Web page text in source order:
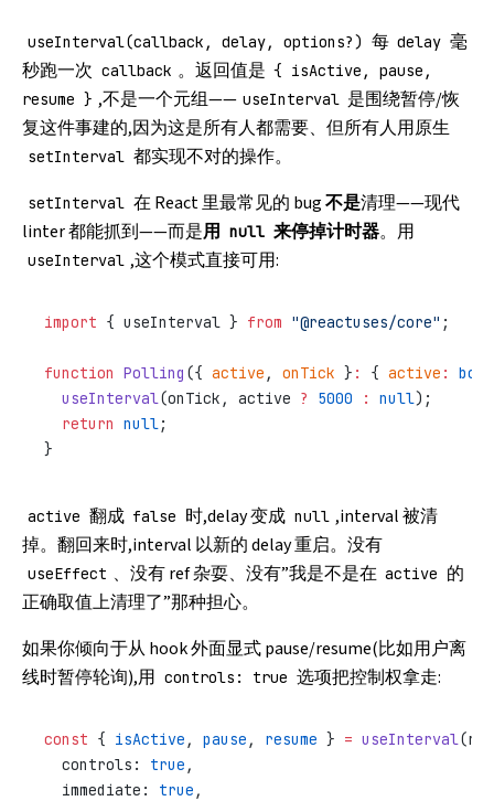
useInterval(callback, delay, options?) 每 delay 毫
秒跑一次 callback 。返回值是 { isActive, pause,
resume } ,不是一个元组—— useInterval 是围绕暂停/恢
复这件事建的,因为这是所有人都需要、但所有人用原生
setInterval 都实现不对的操作。
setInterval 在 React 里最常见的 bug不是清理——现代
linter 都能抓到——而是用 null 来停掉计时器。用
useInterval ,这个模式直接可用:
import { useInterval } from "@reactuses/core" ;
function Polling ({ active , onTick } : { active :
  useInterval
(onTick, active ? 5000 : null);
  return
null;
}
active 翻成 false 时,delay 变成 null ,interval 被清
掉。翻回来时,interval 以新的 delay 重启。没有
useEffect 、没有 ref 杂耍、没有”我是不是在 active 的
正确取值上清理了”那种担心。
如果你倾向于从 hook 外面显式 pause/resume(比如用户离
线时暂停轮询),用 controls: true 选项把控制权拿走:
const { isActive , pause , resume } = useInterval
  controls:
true ,
  immediate:
true ,